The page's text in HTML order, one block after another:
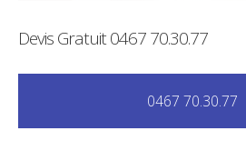
Devis Gratuit0467 70.30.77
0467 70.30.77